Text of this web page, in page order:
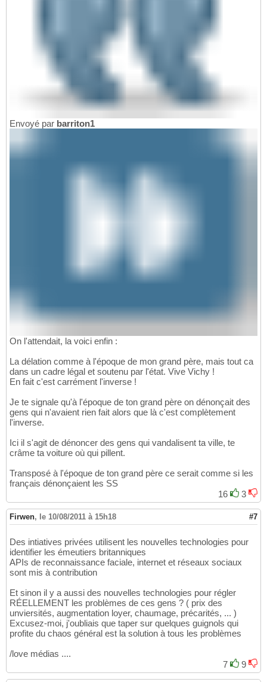
Envoyé par barriton1
On l'attendait, la voici enfin :
La délation comme à l'époque de mon grand père, mais tout ca
dans un cadre légal et soutenu par l'état. Vive Vichy !
En fait c'est carrément l'inverse !
Je te signale qu'à l'époque de ton grand père on dénonçait des
gens qui n'avaient rien fait alors que là c'est complètement
l'inverse.
Ici il s'agit de dénoncer des gens qui vandalisent ta ville, te
crâme ta voiture où qui pillent.
Transposé à l'époque de ton grand père ce serait comme si les
français dénonçaient les SS
16
3
Firwen, le 10/08/2011 à 15h18 #7
Des intiatives privées utilisent les nouvelles technologies pour
identifier les émeutiers britanniques
APIs de reconnaissance faciale, internet et réseaux sociaux
sont mis à contribution
Et sinon il y a aussi des nouvelles technologies pour régler
RÉELLEMENT les problèmes de ces gens ? ( prix des
unviersités, augmentation loyer, chaumage, précarités, ... )
Excusez-moi, j'oubliais que taper sur quelques guignols qui
profite du chaos général est la solution à tous les problèmes
/love médias ....
7
9